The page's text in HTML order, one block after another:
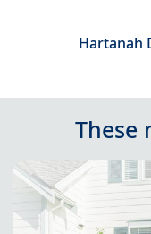
Hartanah
These